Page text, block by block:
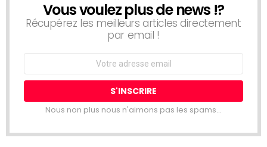
NEWSLETTER
Vous voulez plus de news !?
Récupérez les meilleurs articles directement
par email !
Email
Nous non plus nous n'aimons pas les spams...